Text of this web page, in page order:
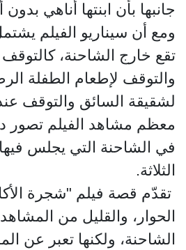
جانبها بأن ابنتها أناهي
ومع أن سيناريو الفيلم
تقع خارج الشاحنة،
والتوقف لإطعام الطفلة
لشقيقة السائق والتوقف
معظم مشاهد الفيلم تصور
في الشاحنة التي يجلس فيها
الثلاثة.
تقدّم قصة فيلم "شجرة
الحوار، والقليل من
الشاحنة، ولكنها تعبر عن